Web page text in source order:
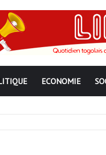
ECONOMIE
Gnassingbé pour ne